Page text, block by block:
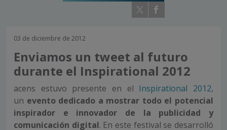
03 de diciembre de 2012
Enviamos un tweet al futuro
durante el Inspirational 2012
acens estuvo presente en el Inspirational 2012,
un evento dedicado a mostrar todo el potencial
inspirador e innovador de la publicidad y
comunicación digital. En este festival se desarrolló